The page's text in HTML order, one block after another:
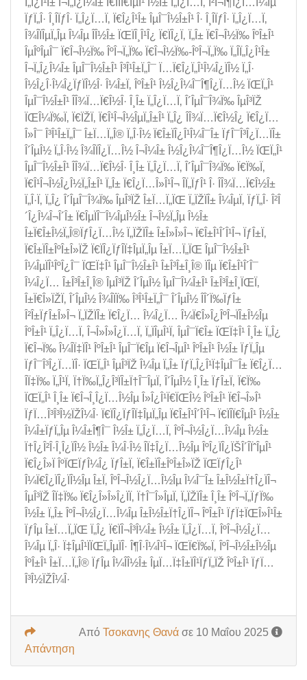
ÏƒÏ„Î· Î¸Î­ÏƒÎ· Ï„Î¿Ï…Ï‚ Ï€Î¿Î¹Î± ÎµÎ¯Î½Î±Î¹ Î· Î¸Î­ÏƒÎ· Ï„Î¿Ï…Ï‚
Î¾Î­ÏÎµÏ„Îµ Î¼Îµ Î­Î½Î± ÏŒÏÎ¸Î¹Î¿ Ï€ÏÎ¿Ï‚ Ï„Î± Ï€Î¬Î½Ï‰ ÎºÎ±Î¹
ÎµÎºÎµÎ¯ Ï€Î¬Î½Ï‰ ÎºÎ¬Ï„Ï‰ Ï€Î¬Î½Ï‰-ÎºÎ¬Ï„Ï‰ Ï„Î­Ï„Î¿Î¹Î±
Î¬Ï„Î¿Î¼Î± ÎµÎ¯Î½Î±Î¹ Î³Î¹Î±Ï„Î¯ Ï…Ï€Î¿Ï„Î¹Î¼Î¿ÏÎ½ Ï„Î·
Î½Î¿Î·Î¼Î¿ÏƒÏÎ½Î· Î¼Î±Ï‚ ÎºÎ±Î¹ Î½Î¿Î¼Î¯Î¶Î¿Ï…Î½ ÏŒÏ„Î¹
ÎµÎ¯Î½Î±Î¹ Î­Î¾Ï…Ï€Î½Î· Î¸Î± Ï„Î¿Ï…Ï‚ Î´ÎµÎ¯Î¾Ï‰ ÎµÎ³ÏŽ
ÏŒÎ¼Ï‰Ï‚ Ï€ÏŽÏ‚ Ï€Î¹Î¬Î½ÎµÏ„Î±Î¹ Ï„Î¿ Î­Î¾Ï…Ï€Î½Î¿ Ï€Î¿Ï…
Î»Î¯ Î³Î¹Î±Ï„Î¯ Î±Ï…Ï„Î® Ï„Î·Î½ Ï€Î±ÏÎ¿Î¹Î¼Î¯Î± ÏƒÎ¯Î³Î¿Ï…ÏÎ±
Î´ÎµÎ½ Ï„Î·Î½ Î¾Î­ÏÎ¿Ï…Î½ Î¬Î¼Î± Î½Î¿Î¼Î¯Î¶Î¿Ï…Î½ ÏŒÏ„Î¹
ÎµÎ¯Î½Î±Î¹ Î­Î¾Ï…Ï€Î½Î· Î¸Î± Ï„Î¿Ï…Ï‚ Î´ÎµÎ¯Î¾Ï‰ Ï€Ï‰Ï‚
Ï€Î¹Î¬Î½Î¿Î½Ï„Î±Î¹ Ï„Î± Ï€Î¿Ï…Î»Î¹Î¬ Î­Ï„ÏƒÎ¹ Î· Î­Î¾Ï…Ï€Î½Î±
Ï„Î·Ï‚ Ï„Î¿ Î´ÎµÎ¯Î¾Ï‰ ÎµÎ³ÏŽ Î±Ï…Ï„ÏŒ Ï„ÏŽÏÎ± Î¼ÎµÏ‚ ÏƒÏ„Î· Î²Î
´Î¿Î¼Î¬Î´Î± Ï€ÎµÏÎ¯Î¼ÎµÎ½Î± Î¬Î½Ï„Îµ Î½Î±
Î±Ï€Î±Î½Ï„Î®ÏƒÎ¿Ï…Î½ Ï„ÏŽÏÎ± Î±Î»Î»Î¬ Ï€Î±Î¹Î´Î¹Î¬ ÏƒÎ±Ï‚
Ï€Î±ÏÎ±ÎºÎ±Î»ÏŽ Ï€ÏÎ¿ÏƒÎ­Ï‡ÎµÏ„Îµ Î±Ï…Ï„ÏŒ ÎµÎ¯Î½Î±Î¹
Î¼ÎµÏÎ¹ÎºÎ¿Î¯ ÏŒÏ‡Î¹ ÎµÎ¯Î½Î±Î¹ Î±Î³Î±Î¸Î® ÏÎµ Ï€Î±Î¹Î´Î¯
Î¼Î¿Ï… Î±Î³Î±Î¸Î® ÎµÎ³ÏŽ Î´ÎµÎ½ ÎµÎ¯Î¼Î±Î¹ Î±Î³Î±Î¸ÏŒÏ‚
Î±Ï€Î»ÏŽÏ‚ Î´ÎµÎ½ Î¾Î­ÏÏ‰ Î³Î¹Î±Ï„Î¯ Î´ÎµÎ½ Î­Î´Ï‰ÏƒÎ±
Î²Î±ÏƒÎ±Î»Î¬ Ï„ÏŽÏÎ± Ï€Î¿Ï… Î¼Î¿Ï… Î¼Ï€Î»Î¿ÎºÎ¬ÏÎ±Î½Îµ
ÎºÎ±Î¹ Ï„Î¿Ï…Ï‚ Î¬Î»Î»Î¿Ï…Ï‚ Ï„ÏÎµÎ¹Ï‚ ÎµÎ¯Ï€Î± ÏŒÏ‡Î¹ Î¸Î± Ï„Î¿
Ï€Î¬Ï‰ Î¼Î­Ï‡ÏÎ¹ ÎºÎ±Î¹ ÎµÎ¯Ï€Îµ Ï€Î¬ÎµÎ¹ ÎºÎ±Î¹ Î½Î± ÏƒÏ„Îµ
ÏƒÎ¯Î³Î¿Ï…ÏÎ· ÏŒÏ„Î¹ ÎµÎ³ÏŽ Î¼Îµ Ï„Î± ÏƒÏ„Î¿Î¹Ï‡ÎµÎ¯Î± Ï€Î¿Ï…
Î­Ï‡Ï‰ Ï„Î¹Ï‚ Ï†Ï‰Ï„Î¿Î³ÏÎ±Ï†Î¯ÎµÏ‚ Î´ÎµÎ½ Î¸Î± ÏƒÎ±Ï‚ Ï€Ï‰
ÏŒÏ„Î¹ Î¸Î± Ï€Î¬Î¸Î¿Ï…Î½Îµ Î»Î¿Î¹Ï€ÏŒÎ½ ÎºÎ±Î¹ Ï€Î¬Î»Î¹
ÏƒÏ…Î³Î³Î½ÏŽÎ¼Î· Ï€ÏÎ¿ÏƒÎ­Ï‡ÎµÏ„Îµ Ï€Î±Î¹Î´Î¹Î¬ Ï€ÏÎ­Ï€ÎµÎ¹ Î½Î±
Î¼Î±ÏƒÏ„Îµ Î¼Î±Î¶Î¯ Î½Î± Ï„Î¿Ï…Ï‚ ÎºÎ¬Î½Î¿Ï…Î¼Îµ Î½Î±
Ï†Î¿Î²Î·Î¸Î¿ÏÎ½ Î½Î± Î¼Î·Î½ Î­Ï‡Î¿Ï…Î½Îµ ÎºÎ¿ÏÎ¿ÏŠÎ´Î­ÏˆÎµÎ¹
Ï€Î¿Î»Ï ÎºÏŒÏƒÎ¼Î¿ ÏƒÎ±Ï‚ Ï€Î±ÏÎ±ÎºÎ±Î»ÏŽ ÏŒÏƒÎ¿Î¹
Î¼Ï€Î¿ÏÎ¿ÏÎ½Îµ Î±Ï‚ ÎºÎ¬Î½Î¿Ï…Î½Îµ Î¼Î¯Î± Î±Î½Î±Ï†Î¿ÏÎ¬
ÎµÎ³ÏŽ Î­Ï‡Ï‰ Ï€Î¿Î»Î»Î¿ÏÏ‚ Ï†Î¯Î»ÎµÏ‚ Ï„ÏŽÏÎ± Î¸Î± ÎºÎ¬Ï„ÏƒÏ‰
Î½Î± Ï„Î± ÎºÎ¬Î½Î¿Ï…Î¼Îµ Î±Î½Î±Ï†Î¿ÏÎ¬ ÎºÎ±Î¹ ÏƒÏ‡ÏŒÎ»Î¹Î±
ÏƒÎµ Î±Ï…Ï„ÏŒ Ï„Î¿ Ï€ÏÎ¬Î³Î¼Î± Î½Î± Ï„Î¿Ï…Ï‚ ÎºÎ¬Î½Î¿Ï…
Î¼Îµ Ï„Î· Ï‡ÎµÎ¹ÏÏŒÏ„ÎµÏÎ· Î¶Î·Î¼Î¹Î¬ ÏŒÏ€Ï‰Ï‚ ÎºÎ¬Î½Î±Î½Îµ
ÎºÎ±Î¹ Î±Ï…Ï„Î® ÏƒÎµ Î¼Î­Î½Î± ÎµÏ…Ï‡Î±ÏÎ¹ÏƒÏ„ÏŽ ÎºÎ±Î¹ ÏƒÏ…
Î³Î½ÏŽÎ¼Î·
Από Τσοκανης Θανά σε 10 Μαΐου 2025
Απάντηση